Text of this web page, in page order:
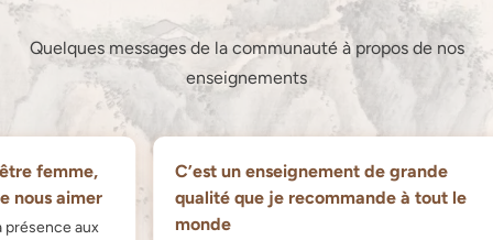
Quelques messages de la communauté à propos de nos
enseignements
femme,
aimer
aux
C’est un enseignement de grande
qualité que je recommande à tout le
monde